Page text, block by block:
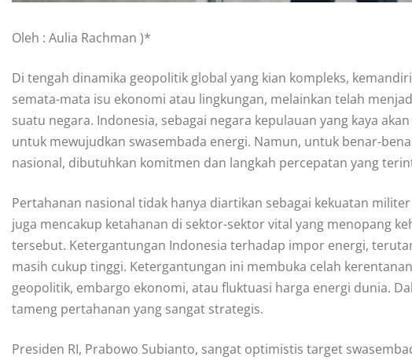
Oleh : Aulia Rachman )*
Di tengah dinamika geopolitik global yang kian kompleks,
semata-mata isu ekonomi atau lingkungan, melainkan telah
suatu negara. Indonesia, sebagai negara kepulauan yang kaya
untuk mewujudkan swasembada energi. Namun, untuk benar-
nasional, dibutuhkan komitmen dan langkah percepatan yang
Pertahanan nasional tidak hanya diartikan sebagai kekuatan
juga mencakup ketahanan di sektor-sektor vital yang menopang
tersebut. Ketergantungan Indonesia terhadap impor energi,
masih cukup tinggi. Ketergantungan ini membuka celah
geopolitik, embargo ekonomi, atau fluktuasi harga energi dunia.
tameng pertahanan yang sangat strategis.
Presiden RI, Prabowo Subianto, sangat optimistis target